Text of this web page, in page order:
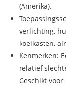
(Amerika).
verlichting,
koelkasten,
Kenmerken:
relatief
Geschikt